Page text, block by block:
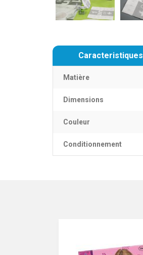
Caracteristiques
Matière
Dimensions
Couleur
Conditionnement